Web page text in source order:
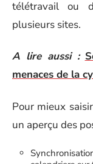
télétravail ou
plusieurs sites.
A lire aussi :
menaces de la
Pour mieux
un aperçu des